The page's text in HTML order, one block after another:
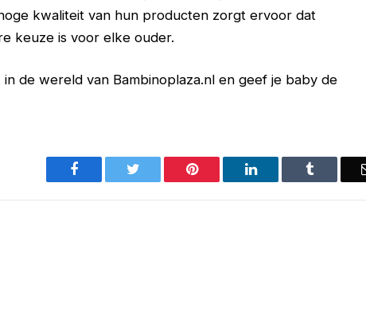
kwaliteit van hun producten zorgt ervoor dat
keuze is voor elke ouder.
de wereld van Bambinoplaza.nl en geef je baby de
Facebook Twitter Pinterest LinkedIn Tumblr